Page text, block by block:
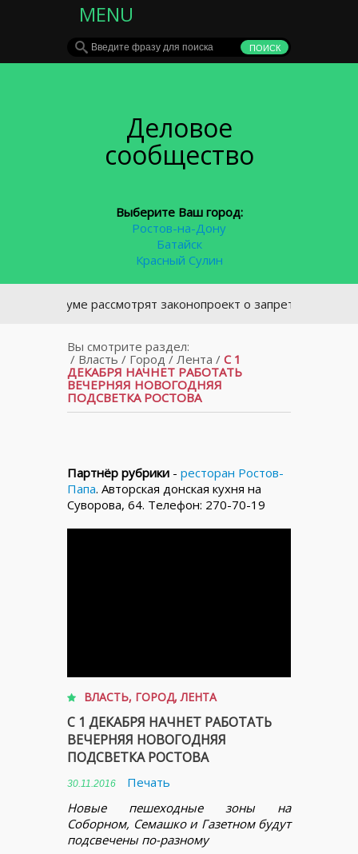
MENU
Деловое
сообщество
Выберите Ваш город:
Ростов-на-Дону
Батайск
Красный Сулин
рассмотрят законопроект о запрете курения у
Вы смотрите раздел:
/ Власть / Город / Лента / С 1
ДЕКАБРЯ НАЧНЕТ РАБОТАТЬ
ВЕЧЕРНЯЯ НОВОГОДНЯЯ
ПОДСВЕТКА РОСТОВА
Партнёр рубрики - ресторан Ростов-
Папа. Авторская донская кухня на
Суворова, 64. Телефон: 270-70-19
ВЛАСТЬ, ГОРОД,ЛЕНТА
С 1 ДЕКАБРЯ НАЧНЕТ РАБОТАТЬ
ВЕЧЕРНЯЯ НОВОГОДНЯЯ
ПОДСВЕТКА РОСТОВА
30.11.2016
Печать
Новые пешеходные зоны на
Соборном, Семашко и Газетном будут
подсвечены по-разному